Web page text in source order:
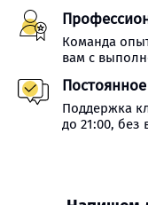
Команда
вам с
Поддержка
до 21:00, без